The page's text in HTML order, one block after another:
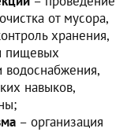
от мусора,
хранения,
пищевых
водоснабжения,
навыков,
– организация